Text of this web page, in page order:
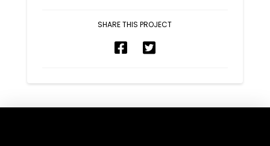
SHARE THIS PROJECT